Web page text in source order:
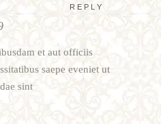
REPLY
et aut officiis
saepe eveniet ut
sint